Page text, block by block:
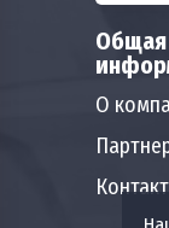
Общая
О